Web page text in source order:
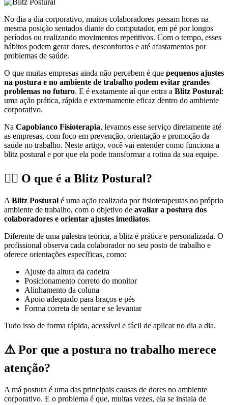
No dia a dia corporativo, muitos colaboradores passam horas na
mesma posição sentados diante do computador, em pé por longos
períodos ou realizando movimentos repetitivos. Com o tempo, esses
hábitos podem gerar dores, desconfortos e até afastamentos por
problemas de saúde.
O que muitas empresas ainda não percebem é que pequenos ajustes
na postura e no ambiente de trabalho podem evitar grandes
problemas no futuro. E é exatamente aí que entra a Blitz Postural:
uma ação prática, rápida e extremamente eficaz dentro do ambiente
corporativo.
Na Capobianco Fisioterapia, levamos esse serviço diretamente até
as empresas, com foco em prevenção, orientação e promoção da
saúde no trabalho. Neste artigo, você vai entender como funciona a
blitz postural e por que ela pode transformar a rotina da sua equipe.
🧍‍♂️ O que é a Blitz Postural?
A Blitz Postural é uma ação realizada por fisioterapeutas no próprio
ambiente de trabalho, com o objetivo de avaliar a postura dos
colaboradores e orientar ajustes imediatos.
Diferente de uma palestra teórica, a blitz é prática e personalizada. O
profissional observa cada colaborador no seu posto de trabalho e
oferece orientações específicas, como:
Ajuste da altura da cadeira
Posicionamento correto do monitor
Alinhamento da coluna
Apoio adequado para braços e pés
Forma correta de sentar e se levantar
Tudo isso de forma rápida, acessível e fácil de aplicar no dia a dia.
⚠️ Por que a postura no trabalho merece
atenção?
A má postura é uma das principais causas de dores no ambiente
corporativo. E o problema é que, muitas vezes, ela se instala de